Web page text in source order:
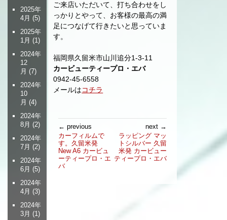
ご来店いただいて、打ち合わせをし
っかりとやって、お客様の最高の満
足につなげて行きたいと思っていま
す。
福岡県久留米市山川追分1-3-11
カービューティープロ・エバ
0942-45-6558
メールはコチラ
稿
ナ
ビ
ゲ
← previous
カーフィルムで
す。久留米発
New A6 カービュ
ーティープロ・エ
バ
next →
ラッピング マッ
トシルバー 久留
米発 カービュー
ティープロ・エバ
2025年
4月 (5)
2025年
1月 (1)
2024年
12
月 (7)
2024年
10
月 (4)
2024年
8月 (2)
2024年
7月 (2)
2024年
6月 (5)
2024年
4月 (3)
2024年
3月 (1)